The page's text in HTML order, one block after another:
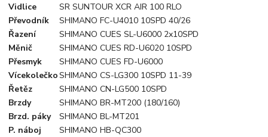
Vidlice
SR SUNTOUR XCR AIR 100 RLO
Převodník
SHIMANO FC-U4010 10SPD 40/26
Řazení
SHIMANO CUES SL-U6000 2x10SPD
Měnič
SHIMANO CUES RD-U6020 10SPD
Přesmyk
SHIMANO CUES FD-U6000
VícekolečkoSHIMANO CS-LG300 10SPD 11-39
Řetěz
SHIMANO CN-LG500 10SPD
Brzdy
SHIMANO BR-MT200 (180/160)
Brzd. páky
SHIMANO BL-MT201
P. náboj
SHIMANO HB-QC300